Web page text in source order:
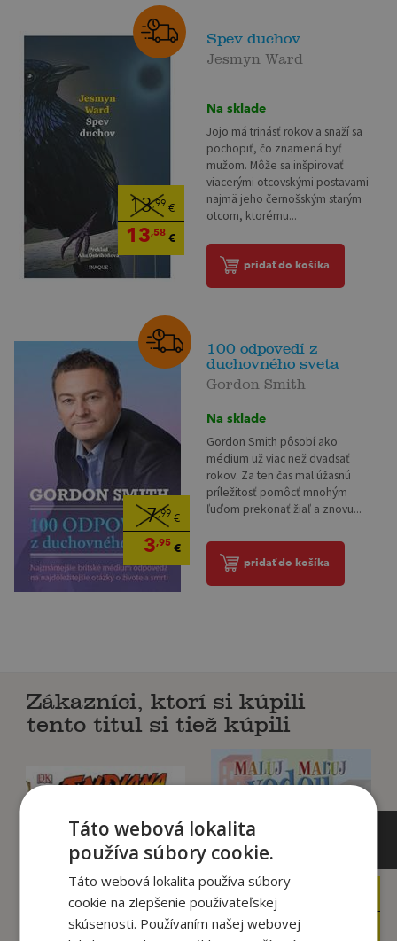
13,99 €
13,58€
Spev duchov
Jesmyn Ward
Na sklade
Jojo má trinásť rokov a snaží sa
pochopiť, čo znamená byť
mužom. Môže sa inšpirovať
viacerými otcovskými postavami
najmä jeho černošským starým
otcom, ktorému...
pridať do košíka
7,99 €
3,95€
100 odpovedí z
duchovného sveta
Gordon Smith
Na sklade
Gordon Smith pôsobí ako
médium už viac než dvadsať
rokov. Za ten čas mal úžasnú
príležitosť pomôcť mnohým
ľuďom prekonať žiaľ a znovu...
pridať do košíka
Zákazníci, ktorí si kúpili
tento titul si tiež kúpili
3 €
1,95€
Táto webová lokalita
používa súbory cookie.
Táto webová lokalita používa súbory
cookie na zlepšenie používateľskej
skúsenosti. Používaním našej webovej